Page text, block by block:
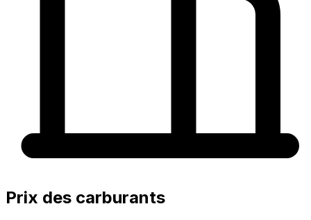
Prix des carburants